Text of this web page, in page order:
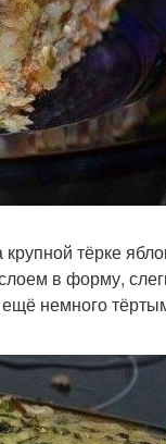
тёрке
в форму,
немного